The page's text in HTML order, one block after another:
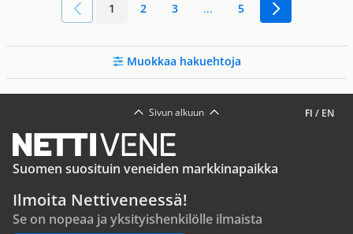
1 2 3 ... 5
Muokkaa hakuehtoja
FI / EN
Sivun alkuun
Suomen suosituin veneiden markkinapaikka
Ilmoita Nettiveneessä!
Se on nopeaa ja yksityishenkilölle ilmaista